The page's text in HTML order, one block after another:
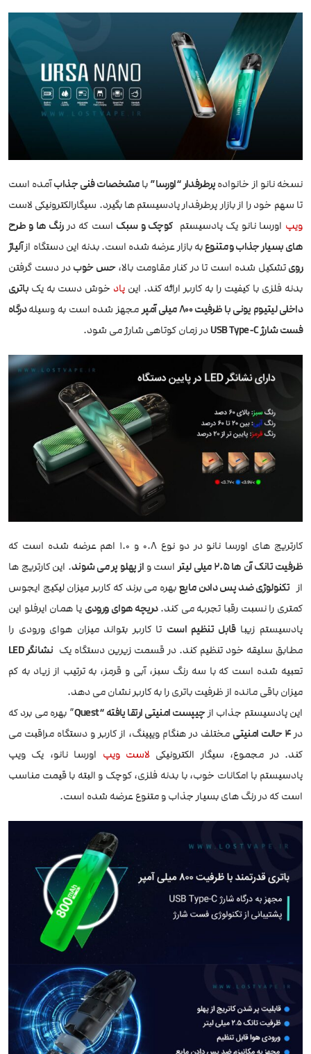
نسخه نانو از خانوادهپرطرفدار “اورسا”بامشخصات فنی جذابآمده است
تا سهم خود را از بازار پرطرفدار پادسیستم ها بگیرد. سیگارالکترونیکی لاست
ویپ اورسا نانو یک پادسیستم کوچک و سبک است که در رنگ ها و طرح
های بسیار جذاب و متنوعبه بازار عرضه شده است. بدنه این دستگاه ازآلیاژ
رویتشکیل شده است تا در کنار مقاومت بالا،حس خوبدر دست گرفتن
بدنه فلزی با کیفیت را به کاربر ارائه کند. اینپاد خوش دست به یک باتری
داخلی لیتیوم یونی با ظرفیت 800 میلی آمپر
مجهز شده است به وسیلهدرگاه
فست شارژ USB Type-C
در زمان کوتاهی شارژ می شود.
کارتریج های اورسا نانو در دو نوع 0.8 و 1.0 اهم عرضه شده است که
ظرفیت تانک آن ها 2.5 میلی لیتر
است و از پهلو پر می شوند. این کارتریج ها
ازتکنولوژی ضد پس دادن مایعبهره می برند که کاربر میزان لیکیج ایجوس
کمتری را نسبت رقبا تجربه می کند.دریچه هوای ورودی یا همان ایرفلو این
پادسیستم زیباقابل تنظیم است تا کاربر بتواند میزان هوای ورودی را
مطابق سلیقه خود تنظیم کند. در قسمت زیرین دستگاه یک نشانگر LED
تعبیه شده است که با سه رنگ سبز، آبی و قرمز، به ترتیب از زیاد به کم
میزان باقی مانده از ظرفیت باتری را به کاربر نشان می دهد.
این پادسیستم جذاب ازچیپست امنیتی ارتقا یافته “Quest
” بهره می برد که
در4 حالت امنیتی
مختلف در هنگام ویپینگ، از کاربر و دستگاه مراقبت می
کند. در مجموع، سیگار الکترونیکی لاست ویپ اورسا نانو، یک ویپ
پادسیستم با امکانات خوب، با بدنه فلزی، کوچک و البته با قیمت مناسب
است که در رنگ های بسیار جذاب و متنوع عرضه شده است.